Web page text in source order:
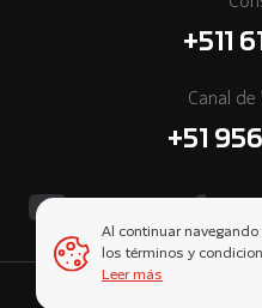
+511
Canal
+51
Al continuar
los términos y
Leer más